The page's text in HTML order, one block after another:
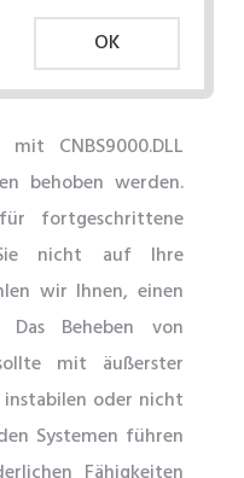
OK
CNBS9000.DLL
behoben werden.
fortgeschrittene
nicht auf Ihre
wir Ihnen, einen
Das Beheben von
mit äußerster
oder nicht
Systemen führen